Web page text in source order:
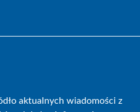
aktualnych wiadomości z